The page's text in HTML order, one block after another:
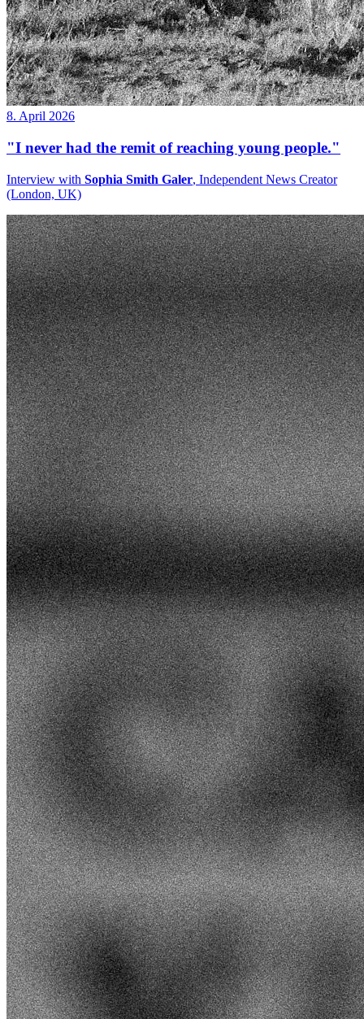
8. April 2026
"I never had the remit of reaching young people."
Interview with Sophia Smith Galer, Independent News Creator
(London, UK)